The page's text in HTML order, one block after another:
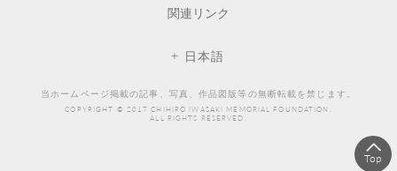
Top
関連リンク
日本語
当ホームページ掲載の記事、写真、作品図版等の無断転載を禁じます。
COPYRIGHT © 2017 CHIHIRO IWASAKI MEMORIAL FOUNDATION.
ALL RIGHTS RESERVED.